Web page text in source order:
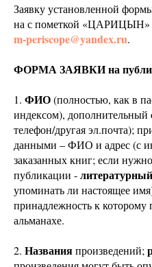
Заявку установленной
на с пометкой «ЦАРИЦЫН»
m-periscope@yandex.ru.
ФОРМА ЗАЯВКИ на
1. ФИО(полностью, как в
индексом), дополнительный
телефон/другая эл.почта);
данными – ФИО и адрес (с
заказанных книг; если
публикации -
упоминать ли настоящее
принадлежность к
альманахе.
2. Названияпроизведений;